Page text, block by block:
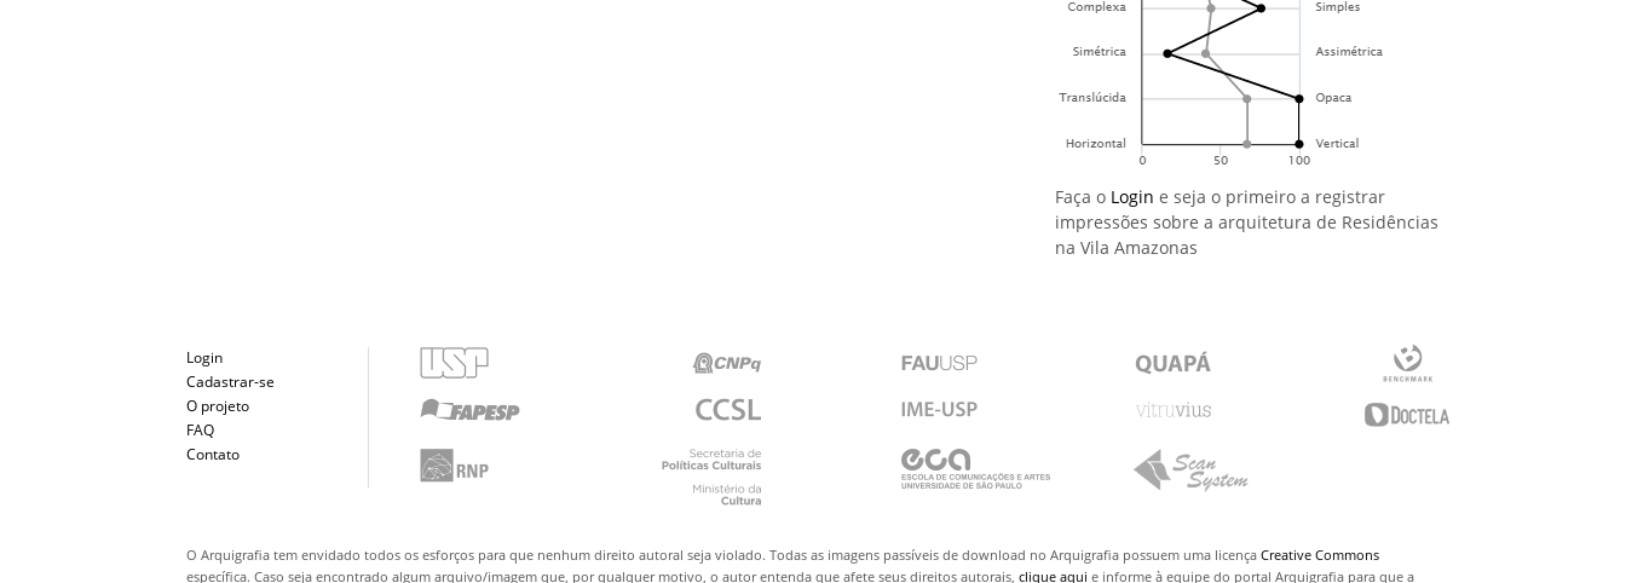
Faça o Login e seja o primeiro a registrar
impressões sobre a arquitetura de Residências
na Vila Amazonas
Login
Cadastrar-se
O projeto
FAQ
Contato
O Arquigrafia tem envidado todos os esforços para que nenhum direito autoral seja violado. Todas as imagens passíveis de download no Arquigrafia possuem uma licençaCreative Commons
específica. Caso seja encontrado algum arquivo/imagem que, por qualquer motivo, o autor entenda que afete seus direitos autorais,clique aqui e informe à equipe do portal Arquigrafia para que a